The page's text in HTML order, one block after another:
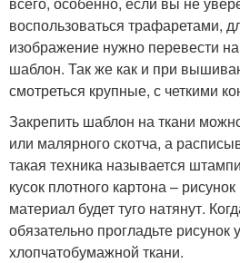
воспользоваться трафаретами,
изображение нужно перевести
шаблон. Так же как и при
смотреться крупные, с четкими
Закрепить шаблон на ткани
или малярного скотча, а
такая техника называется
кусок плотного картона –
материал будет туго натянут.
обязательно прогладьте рисунок
хлопчатобумажной ткани.